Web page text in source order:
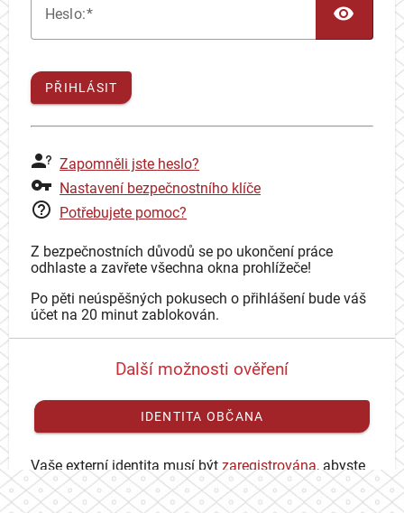
Heslo:
PŘIHLÁSIT
Zapomněli jste heslo?
Nastavení bezpečnostního klíče
Potřebujete pomoc?
Z bezpečnostních důvodů se po ukončení práce
odhlaste a zavřete všechna okna prohlížeče!
Po pěti neúspěšných pokusech o přihlášení bude váš
účet na 20 minut zablokován.
Další možnosti ověření
IDENTITA OBČANA
Vaše externí identita musí být zaregistrována, abyste
se mohli přihlásit ke svému CAS účtu.